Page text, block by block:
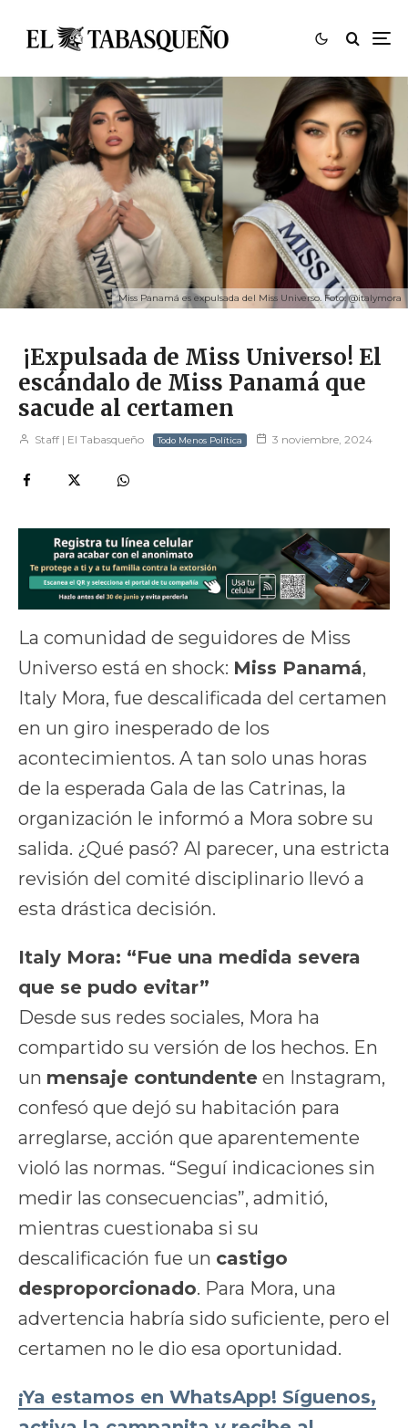
Miss Panamá es expulsada del Miss Universo. Foto: @italymora
¡Expulsada de Miss Universo! El
escándalo de Miss Panamá que
sacude al certamen
Staff | El Tabasqueño Todo Menos Política 3 noviembre, 2024
La comunidad de seguidores de Miss
Universo está en shock: Miss Panamá,
Italy Mora, fue descalificada del certamen
en un giro inesperado de los
acontecimientos. A tan solo unas horas
de la esperada Gala de las Catrinas, la
organización le informó a Mora sobre su
salida. ¿Qué pasó? Al parecer, una estricta
revisión del comité disciplinario llevó a
esta drástica decisión.
Italy Mora: “Fue una medida severa
que se pudo evitar”
Desde sus redes sociales, Mora ha
compartido su versión de los hechos. En
un mensaje contundente en Instagram,
confesó que dejó su habitación para
arreglarse, acción que aparentemente
violó las normas. “Seguí indicaciones sin
medir las consecuencias”, admitió,
mientras cuestionaba si su
descalificación fue un castigo
desproporcionado. Para Mora, una
advertencia habría sido suficiente, pero el
certamen no le dio esa oportunidad.
¡Ya estamos en WhatsApp! Síguenos,